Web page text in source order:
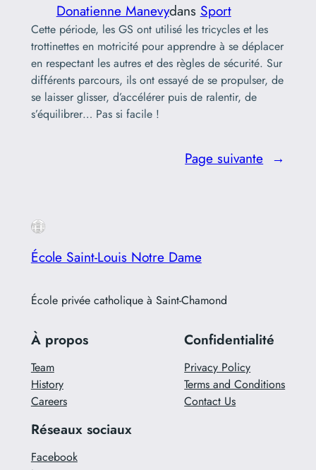
Donatienne Manevydans Sport
Cette période, les GS ont utilisé les tricycles et les
trottinettes en motricité pour apprendre à se déplacer
en respectant les autres et des règles de sécurité. Sur
différents parcours, ils ont essayé de se propulser, de
se laisser glisser, d’accélérer puis de ralentir, de
s’équilibrer… Pas si facile !
Page suivante →
École Saint-Louis Notre Dame
École privée catholique à Saint-Chamond
À propos
Team
History
Careers
Confidentialité
Privacy Policy
Terms and Conditions
Contact Us
Réseaux sociaux
Facebook